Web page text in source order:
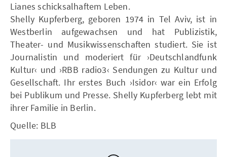
Lianes schicksalhaftem Leben.
Shelly Kupferberg, geboren 1974 in Tel Aviv, ist in
Westberlin aufgewachsen und hat Publizistik,
Theater- und Musikwissenschaften studiert. Sie ist
Journalistin und moderiert für ›Deutschlandfunk
Kultur‹ und ›RBB radio3‹ Sendungen zu Kultur und
Gesellschaft. Ihr erstes Buch ›Isidor‹ war ein Erfolg
bei Publikum und Presse. Shelly Kupferberg lebt mit
ihrer Familie in Berlin.
Quelle: BLB